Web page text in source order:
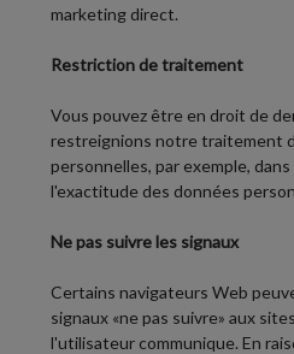
marketing direct.
Restriction de traitement
Vous pouvez être en droit de
restreignions notre traitement
personnelles, par exemple,
l'exactitude des données
Ne pas suivre les signaux
Certains navigateurs Web
signaux «ne pas suivre» aux
l'utilisateur communique. En